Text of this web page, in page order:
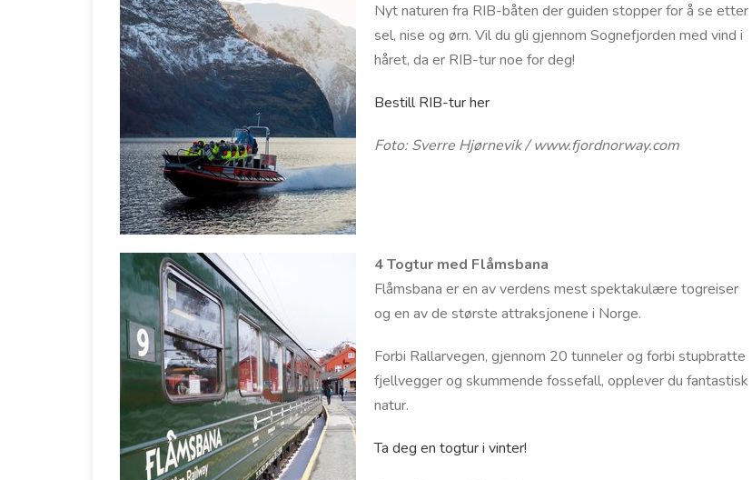
Nyt naturen fra RIB-båten der guiden stopper for å se etter
sel, nise og ørn. Vil du gli gjennom Sognefjorden med vind i
håret, da er RIB-tur noe for deg!
Bestill RIB-tur her
Foto: Sverre Hjørnevik / www.fjordnorway.com
4 Togtur med Flåmsbana
Flåmsbana er en av verdens mest spektakulære togreiser
og en av de største attraksjonene i Norge.
Forbi Rallarvegen, gjennom 20 tunneler og forbi stupbratte
fjellvegger og skummende fossefall, opplever du fantastisk
natur.
Ta deg en togtur i vinter!